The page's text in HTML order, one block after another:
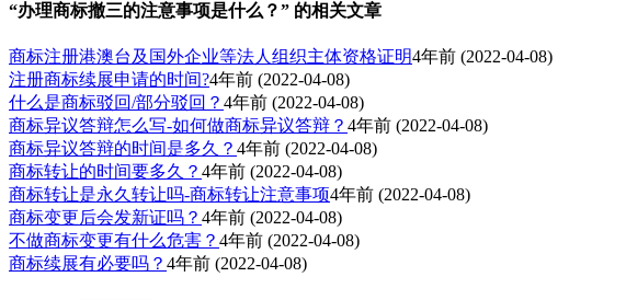
“办理商标撤三的注意事项是什么？” 的相关文章
商标注册港澳台及国外企业等法人组织主体资格证明4年前 (2022-04-08)
注册商标续展申请的时间?4年前 (2022-04-08)
什么是商标驳回/部分驳回？ 4年前 (2022-04-08)
商标异议答辩怎么写-如何做商标异议答辩？ 4年前 (2022-04-08)
商标异议答辩的时间是多久？ 4年前 (2022-04-08)
商标转让的时间要多久？ 4年前 (2022-04-08)
商标转让是永久转让吗-商标转让注意事项4年前 (2022-04-08)
商标变更后会发新证吗？ 4年前 (2022-04-08)
不做商标变更有什么危害？ 4年前 (2022-04-08)
商标续展有必要吗？ 4年前 (2022-04-08)